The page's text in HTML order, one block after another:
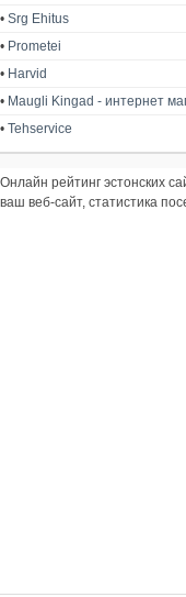
• Srg Ehitus
• Prometei
• Harvid
• Maugli Kingad - интернет
• Tehservice
Онлайн рейтинг эстонских
ваш веб-сайт, статистика